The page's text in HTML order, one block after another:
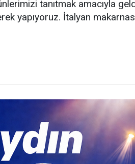
tanıtmak amacıyla
yapıyoruz. İtalyan